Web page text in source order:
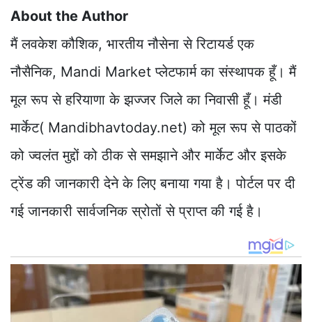
About the Author
मैं लवकेश कौशिक, भारतीय नौसेना से रिटायर्ड एक
नौसैनिक, Mandi Market प्लेटफार्म का संस्थापक हूँ। मैं
मूल रूप से हरियाणा के झज्जर जिले का निवासी हूँ। मंडी
मार्केट( Mandibhavtoday.net) को मूल रूप से पाठकों
को ज्वलंत मुद्दों को ठीक से समझाने और मार्केट और इसके
ट्रेंड की जानकारी देने के लिए बनाया गया है। पोर्टल पर दी
गई जानकारी सार्वजनिक स्रोतों से प्राप्त की गई है।